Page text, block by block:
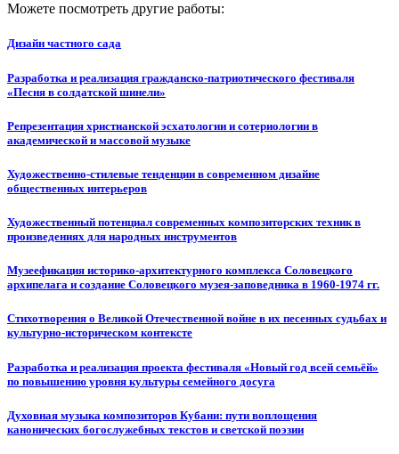
Можете посмотреть другие работы:
Дизайн частного сада
Разработка и реализация гражданско-патриотического фестиваля
«Песня в солдатской шинели»
Репрезентация христианской эсхатологии и сотериологии в
академической и массовой музыке
Художественно-стилевые тенденции в современном дизайне
общественных интерьеров
Художественный потенциал современных композиторских техник в
произведениях для народных инструментов
Музеефикация историко-архитектурного комплекса Соловецкого
архипелага и создание Соловецкого музея-заповедника в 1960-1974 гг.
Стихотворения о Великой Отечественной войне в их песенных судьбах и
культурно-историческом контексте
Разработка и реализация проекта фестиваля «Новый год всей семьёй»
по повышению уровня культуры семейного досуга
Духовная музыка композиторов Кубани: пути воплощения
канонических богослужебных текстов и светской поэзии